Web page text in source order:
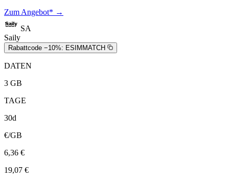
Zum Angebot* →
SA
Saily
Rabattcode −10%: ESIMMATCH
DATEN
3 GB
TAGE
30d
€/GB
6,36 €
19,07 €